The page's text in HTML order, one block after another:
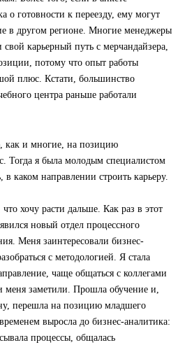
о готовности к переезду, ему могут
в другом регионе. Многие менеджеры
карьерный путь с мерчандайзера,
потому что опыт работы
плюс. Кстати, большинство
центра раньше работали
и многие, на позицию
Тогда я была молодым специалистом
в каком направлении строить карьеру.
хочу расти дальше. Как раз в этот
новый отдел процессного
Меня заинтересовали бизнес-
с методологией. Я стала
чаще общаться с коллегами
меня заметили. Прошла обучение и,
перешла на позицию младшего
выросла до бизнес-аналитика:
процессы, общалась